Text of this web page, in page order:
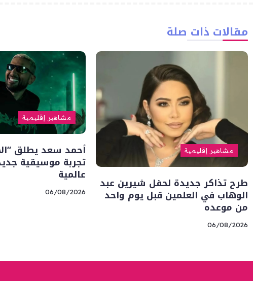
مقالات ذات صلة
مشاهير إقليمية
طرح تذاكر جديدة لحفل شيرين عبد
الوهاب في العلمين قبل يوم واحد
من موعده
06/08/2026
مشاهير إقليمية
أحمد سعد يطلق
تجربة موسيقية
عالمية
06/08/2026